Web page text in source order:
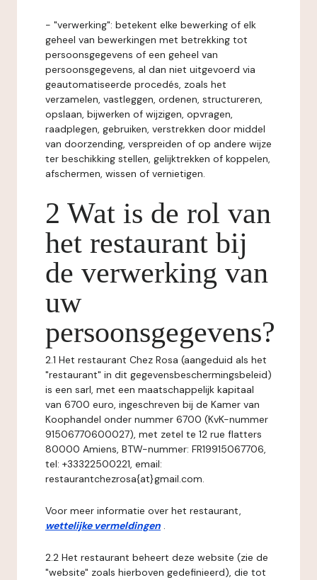
- "verwerking": betekent elke bewerking of elk
geheel van bewerkingen met betrekking tot
persoonsgegevens of een geheel van
persoonsgegevens, al dan niet uitgevoerd via
geautomatiseerde procedés, zoals het
verzamelen, vastleggen, ordenen, structureren,
opslaan, bijwerken of wijzigen, opvragen,
raadplegen, gebruiken, verstrekken door middel
van doorzending, verspreiden of op andere wijze
ter beschikking stellen, gelijktrekken of koppelen,
afschermen, wissen of vernietigen.
2 Wat is de rol van
het restaurant bij
de verwerking van
uw
persoonsgegevens?
2.1 Het restaurant Chez Rosa (aangeduid als het
"restaurant" in dit gegevensbeschermingsbeleid)
is een sarl, met een maatschappelijk kapitaal
van 6700 euro, ingeschreven bij de Kamer van
Koophandel onder nummer 6700 (KvK-nummer
91506770600027), met zetel te 12 rue flatters
80000 Amiens, BTW-nummer: FR19915067706,
tel: +33322500221, email:
restaurantchezrosa{at}gmail.com.
Voor meer informatie over het restaurant,
wettelijke vermeldingen .
2.2 Het restaurant beheert deze website (zie de
"website" zoals hierboven gedefinieerd), die tot